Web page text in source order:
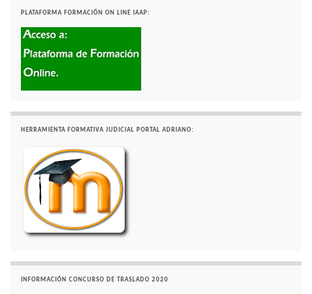
PLATAFORMA FORMACIÓN ON LINE IAAP:
HERRAMIENTA FORMATIVA JUDICIAL PORTAL ADRIANO:
INFORMACIÓN CONCURSO DE TRASLADO 2020